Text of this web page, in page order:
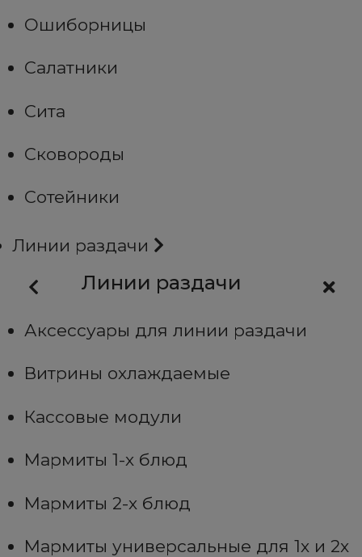
Ошиборницы
Салатники
Сита
Сковороды
Сотейники
Линии раздачи
Линии раздачи
Аксессуары для линии раздачи
Витрины охлаждаемые
Кассовые модули
Мармиты 1-х блюд
Мармиты 2-х блюд
Мармиты универсальные для 1х и 2х